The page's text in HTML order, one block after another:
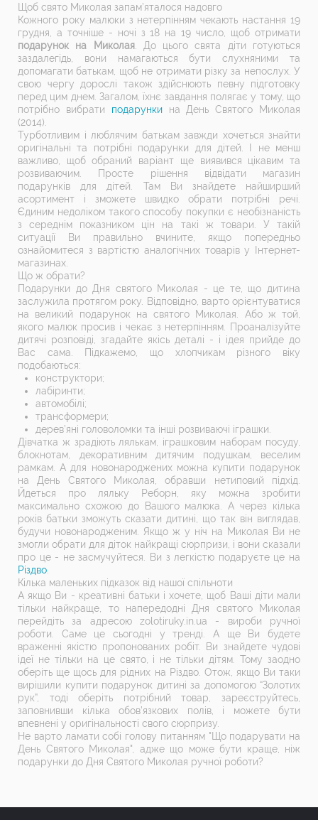
Щоб свято Миколая запам’яталося надовго
Кожного року малюки з нетерпінням чекають настання 19
грудня, а точніше - ночі з 18 на 19 число, щоб отримати
подарунок на Миколая. До цього свята діти готуються
заздалегідь, вони намагаються бути слухняними та
допомагати батькам, щоб не отримати різку за непослух. У
свою чергу дорослі також здійснюють певну підготовку
перед цим днем. Загалом, їхнє завдання полягає у тому, що
потрібно вибрати подарункина День Святого Миколая
(2014).
Турботливим і люблячим батькам завжди хочеться знайти
оригінальні та потрібні подарунки для дітей. І не менш
важливо, щоб обраний варіант ще виявився цікавим та
розвиваючим. Просте рішення відвідати магазин
подарунків для дітей. Там Ви знайдете найширший
асортимент і зможете швидко обрати потрібні речі.
Єдиним недоліком такого способу покупки є необізнаність
з середнім показником цін на такі ж товари. У такій
ситуації Ви правильно вчините, якщо попередньо
ознайомитеся з вартістю аналогічних товарів у Інтернет-
магазинах.
Що ж обрати?
Подарунки до Дня святого Миколая - це те, що дитина
заслужила протягом року. Відповідно, варто орієнтуватися
на великий подарунок на святого Миколая. Або ж той,
якого малюк просив і чекає з нетерпінням. Проаналізуйте
дитячі розповіді, згадайте якісь деталі - і ідея прийде до
Вас сама. Підкажемо, що хлопчикам різного віку
подобаються:
конструктори;
лабіринти;
автомобілі;
трансформери;
дерев’яні головоломки та інші розвиваючі іграшки.
Дівчатка ж зрадіють лялькам, іграшковим наборам посуду,
блокнотам, декоративним дитячим подушкам, веселим
рамкам. А для новонароджених можна купити подарунок
на День Святого Миколая, обравши нетиповий підхід.
Йдеться про ляльку Реборн, яку можна зробити
максимально схожою до Вашого малюка. А через кілька
років батьки зможуть сказати дитині, що так він виглядав,
будучи новонародженим. Якщо ж у ніч на Миколая Ви не
змогли обрати для діток найкращі сюрпризи, і вони сказали
про це - не засмучуйтеся. Ви з легкістю подаруєте це на
Різдво
Кілька маленьких підказок від нашої спільноти
А якщо Ви - креативні батьки і хочете, щоб Ваші діти мали
тільки найкраще, то напередодні Дня святого Миколая
перейдіть за адресою zolotiruky.in.ua - вироби ручної
роботи. Саме це сьогодні у тренді. А ще Ви будете
враженні якістю пропонованих робіт. Ви знайдете чудові
ідеї не тільки на це свято, і не тільки дітям. Тому заодно
оберіть ще щось для рідних на Різдво. Отож, якщо Ви таки
вирішили купити подарунок дитині за допомогою “Золотих
рук”, тоді оберіть потрібний товар, зареєструйтесь,
заповнивши кілька обов’язкових полів, і можете бути
впевнені у оригінальності свого сюрпризу.
Не варто ламати собі голову питанням "Що подарувати на
День Святого Миколая", адже що може бути краще, ніж
подарунки до Дня Святого Миколая ручної роботи?